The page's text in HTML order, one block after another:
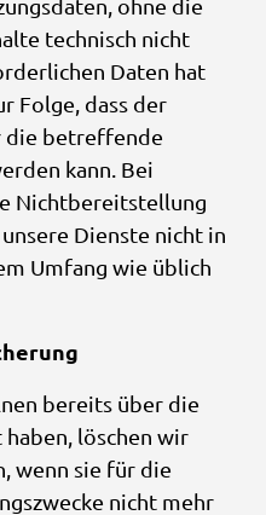
ohne die
technisch nicht
Daten hat
Folge, dass der
die betreffende
kann. Bei
Nichtbereitstellung
Dienste nicht in
Umfang wie üblich
bereits über die
löschen wir
wenn sie für die
nicht mehr